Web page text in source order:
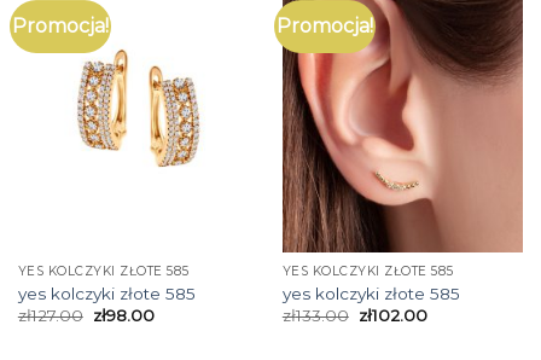
Promocja!
YES KOLCZYKI ZŁOTE 585
yes kolczyki złote 585
zł127.00 zł98.00
Promocja!
YES KOLCZYKI ZŁOTE 585
yes kolczyki złote 585
zł133.00 zł102.00